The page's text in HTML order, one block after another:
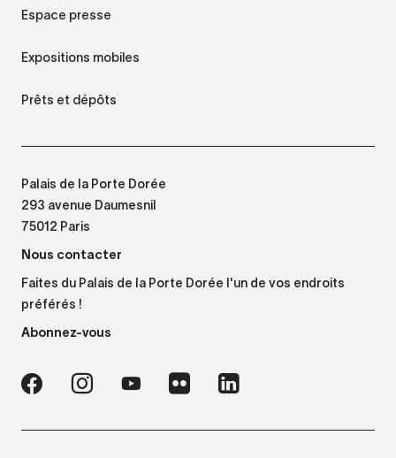
Espace presse
Expositions mobiles
Prêts et dépôts
Palais de la Porte Dorée
293 avenue Daumesnil
75012 Paris
Nous contacter
Faites du Palais de la Porte Dorée l'un de vos endroits
préférés !
Abonnez-vous